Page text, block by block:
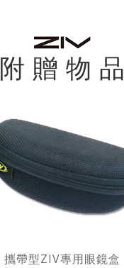
附 贈 物 品
攜帶型ZIV專用眼鏡盒